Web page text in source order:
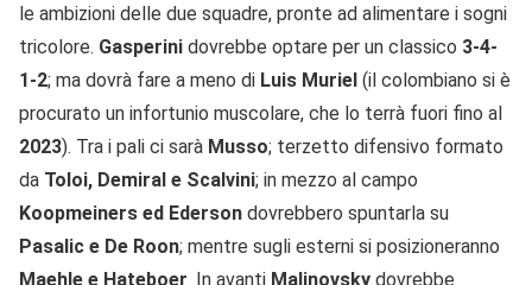
le ambizioni delle due squadre, pronte ad alimentare i sogni
tricolore. Gasperini dovrebbe optare per un classico 3-4-
1-2; ma dovrà fare a meno di Luis Muriel (il colombiano si è
procurato un infortunio muscolare, che lo terrà fuori fino al
2023). Tra i pali ci sarà Musso; terzetto difensivo formato
da Toloi, Demiral e Scalvini; in mezzo al campo
Koopmeiners ed Ederson dovrebbero spuntarla su
Pasalic e De Roon; mentre sugli esterni si posizioneranno
Maehle e Hateboer. In avanti Malinovsky dovrebbe